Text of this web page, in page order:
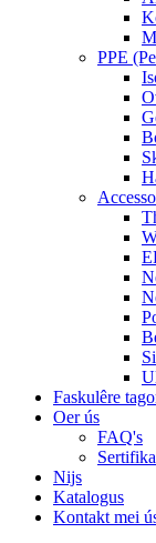
PPE
Faskulêre
Oer ús
FAQ's
Nijs
Katalogus
Kontakt mei